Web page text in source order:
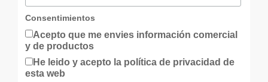
Consentimientos
Acepto que me envies información comercial
y de productos
He leido y acepto la política de privacidad de
esta web